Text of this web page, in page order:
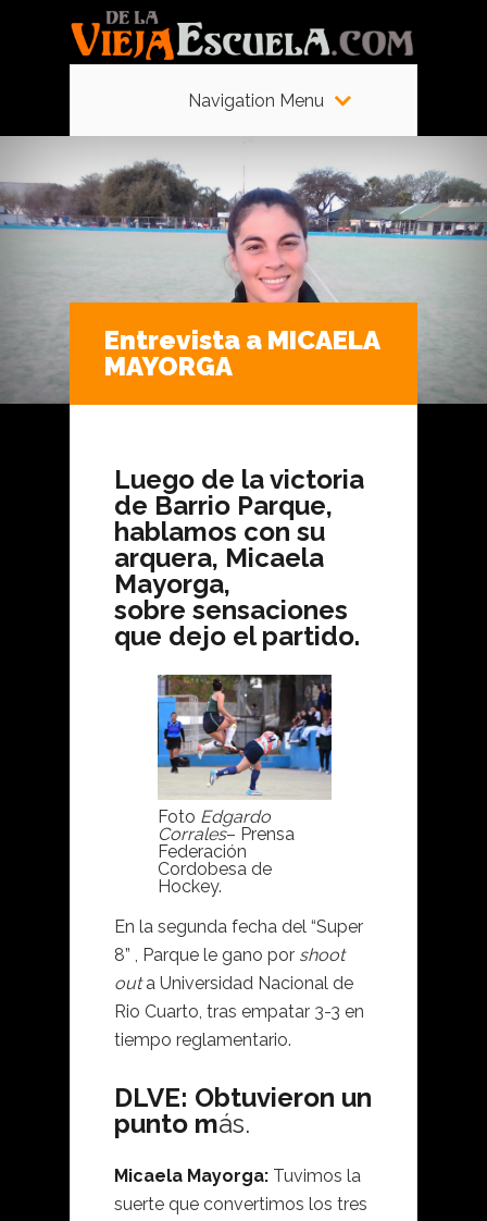
Navigation Menu
Entrevista a MICAELA
MAYORGA
Luego de la victoria
de Barrio Parque,
hablamos con su
arquera, Micaela
Mayorga,
sobre sensaciones
que dejo el partido.
Foto Edgardo
Corrales– Prensa
Federación
Cordobesa de
Hockey.
En la segunda fecha del “Super
8” , Parque le gano por shoot
outa Universidad Nacional de
Rio Cuarto, tras empatar 3-3 en
tiempo reglamentario.
DLVE: Obtuvieron un
punto más.
Micaela Mayorga: Tuvimos la
suerte que convertimos los tres